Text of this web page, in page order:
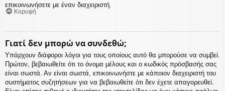
επικοινωνήσετε με έναν διαχειριστή.
Κορυφή
Γιατί δεν μπορώ να συνδεθώ;
Υπάρχουν διάφοροι λόγοι για τους οποίους αυτό θα μπορούσε να συμβεί.
Πρώτον, βεβαιωθείτε ότι το όνομα μέλους και ο κωδικός πρόσβασής σας
είναι σωστά. Αν είναι σωστά, επικοινωνήστε με κάποιον διαχειριστή του
συστήματος συζητήσεων για να βεβαιωθείτε ότι δεν έχετε απαγορευθεί.